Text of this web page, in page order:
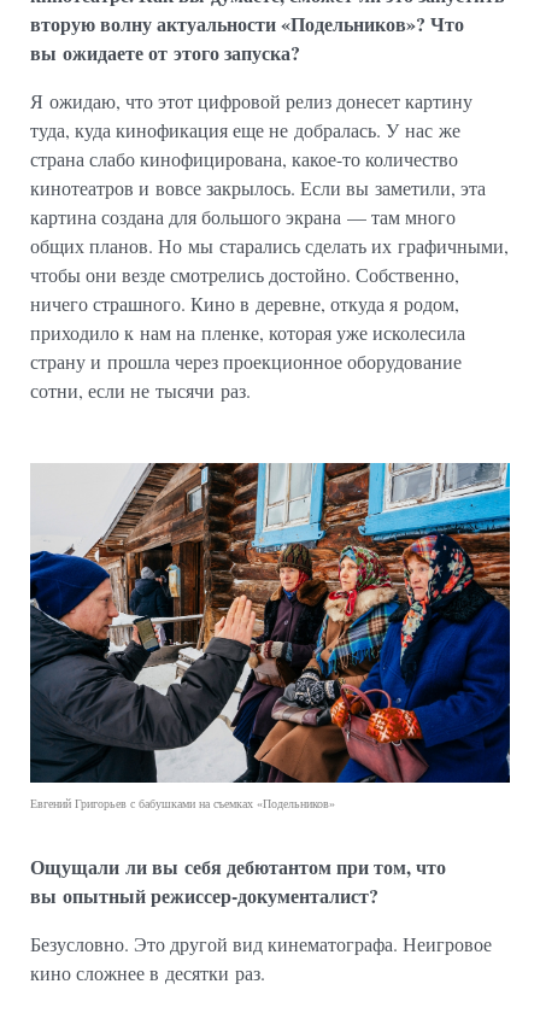
вторую волну актуальности «Подельников»? Что
вы ожидаете от этого запуска?
Я ожидаю, что этот цифровой релиз донесет картину
туда, куда кинофикация еще не добралась. У нас же
страна слабо кинофицирована, какое-то количество
кинотеатров и вовсе закрылось. Если вы заметили, эта
картина создана для большого экрана — там много
общих планов. Но мы старались сделать их графичными,
чтобы они везде смотрелись достойно. Собственно,
ничего страшного. Кино в деревне, откуда я родом,
приходило к нам на пленке, которая уже исколесила
страну и прошла через проекционное оборудование
сотни, если не тысячи раз.
Евгений Григорьев с бабушками на съемках «Подельников»
Ощущали ли вы себя дебютантом при том, что
вы опытный режиссер-документалист?
Безусловно. Это другой вид кинематографа. Неигровое
кино сложнее в десятки раз.